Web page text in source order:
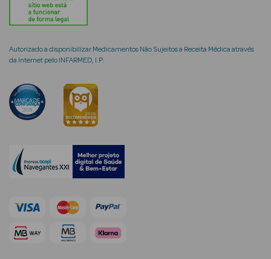
Rosto e
Ver Tudo
Cosmética
Rosto
Hidratantes
Séruns Faciais
Creme de Olhos
Anti-
Autorizado a disponibilizar Medicamentos Não Sujeitos a Receita Médica através
da Internet pelo INFARMED, I.P.